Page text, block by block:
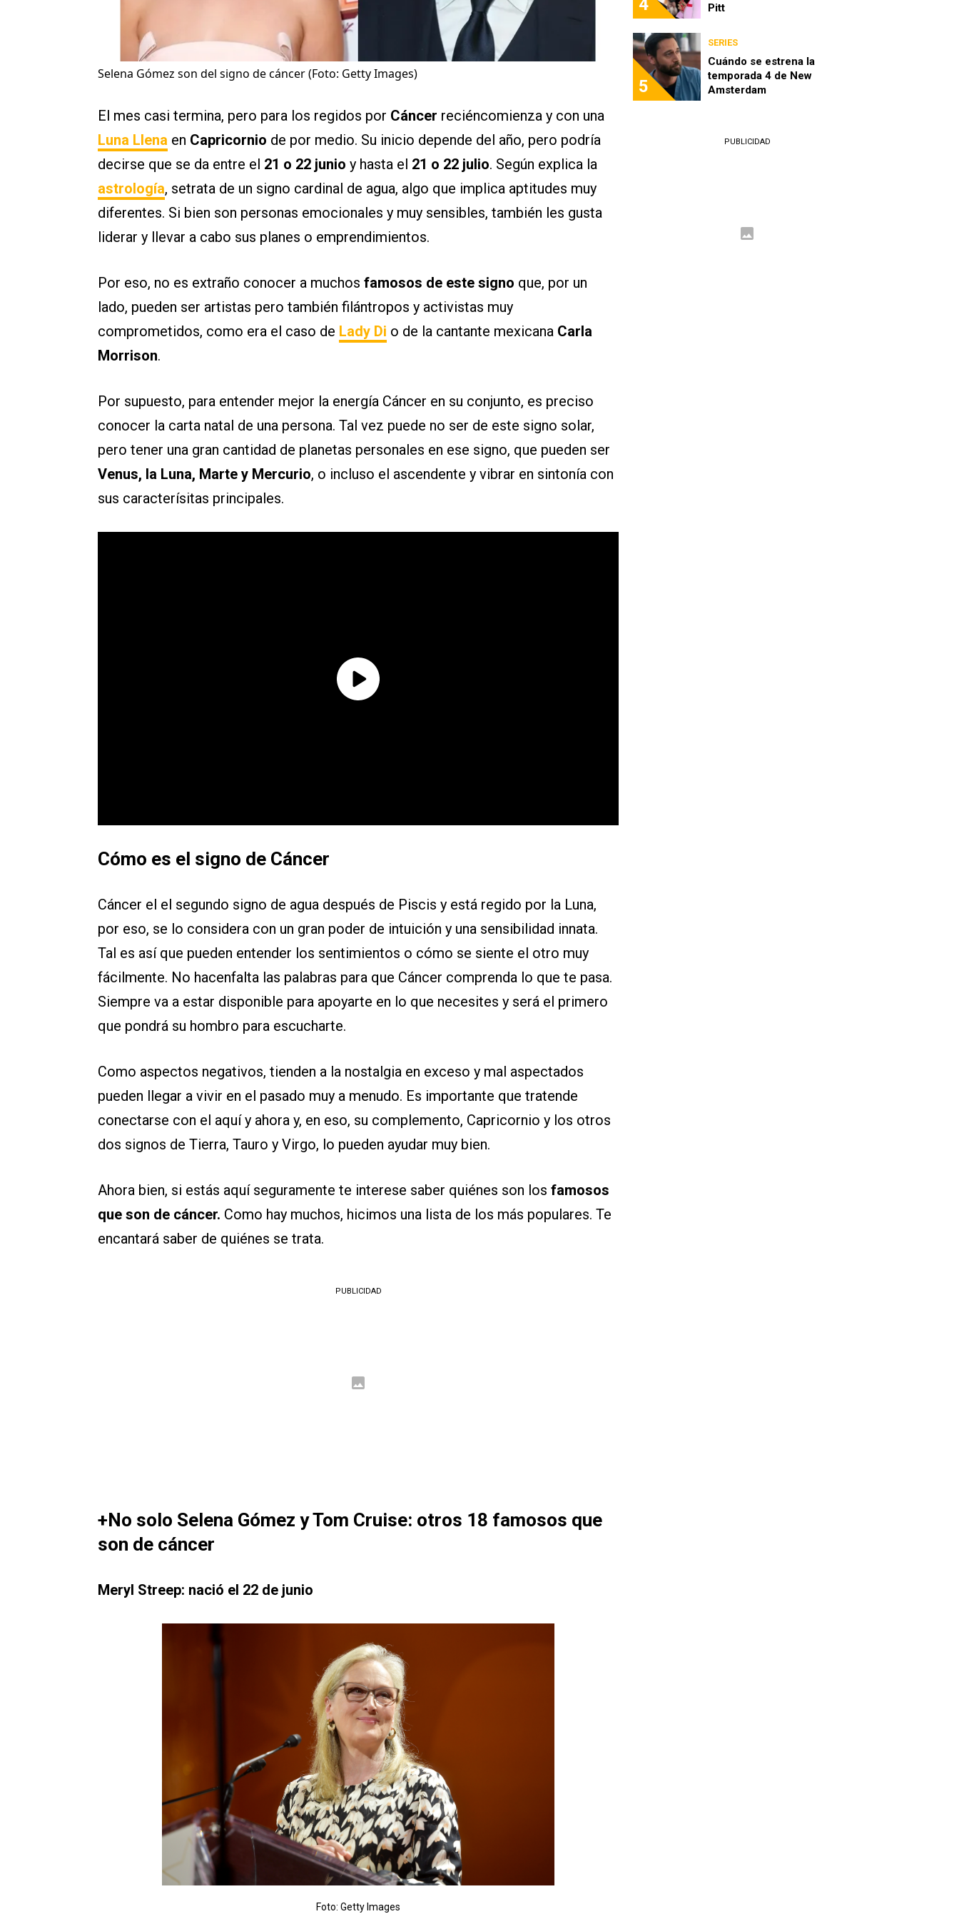
Selena Gómez son del signo de cáncer (Foto: Getty Images)
El mes casi termina, pero para los regidos por Cáncer reciéncomienza y con una
Luna Llena en Capricornio de por medio. Su inicio depende del año, pero podría
decirse que se da entre el 21 o 22 junio y hasta el 21 o 22 julio. Según explica la
astrología, setrata de un signo cardinal de agua, algo que implica aptitudes muy
diferentes. Si bien son personas emocionales y muy sensibles, también les gusta
liderar y llevar a cabo sus planes o emprendimientos.
Por eso, no es extraño conocer a muchos famosos de este signo que, por un
lado, pueden ser artistas pero también filántropos y activistas muy
comprometidos, como era el caso de Lady Di o de la cantante mexicana Carla
Morrison.
Por supuesto, para entender mejor la energía Cáncer en su conjunto, es preciso
conocer la carta natal de una persona. Tal vez puede no ser de este signo solar,
pero tener una gran cantidad de planetas personales en ese signo, que pueden ser
Venus, la Luna, Marte y Mercurio, o incluso el ascendente y vibrar en sintonía con
sus caracterísitas principales.
Cómo es el signo de Cáncer
Cáncer el el segundo signo de agua después de Piscis y está regido por la Luna,
por eso, se lo considera con un gran poder de intuición y una sensibilidad innata.
Tal es así que pueden entender los sentimientos o cómo se siente el otro muy
fácilmente. No hacenfalta las palabras para que Cáncer comprenda lo que te pasa.
Siempre va a estar disponible para apoyarte en lo que necesites y será el primero
que pondrá su hombro para escucharte.
Como aspectos negativos, tienden a la nostalgia en exceso y mal aspectados
pueden llegar a vivir en el pasado muy a menudo. Es importante que tratende
conectarse con el aquí y ahora y, en eso, su complemento, Capricornio y los otros
dos signos de Tierra, Tauro y Virgo, lo pueden ayudar muy bien.
Ahora bien, si estás aquí seguramente te interese saber quiénes son los famosos
que son de cáncer. Como hay muchos, hicimos una lista de los más populares. Te
encantará saber de quiénes se trata.
PUBLICIDAD
+No solo Selena Gómez y Tom Cruise: otros 18 famosos que
son de cáncer
Meryl Streep: nació el 22 de junio
Foto: Getty Images
4 Pitt
5
SERIES
Cuándo se estrena la
temporada 4 de New
Amsterdam
PUBLICIDAD